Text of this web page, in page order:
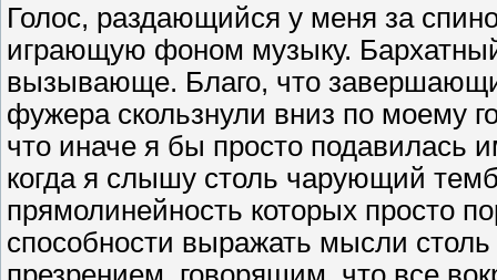
Голос, раздающийся у меня за
играющую фоном музыку.
вызывающе. Благо, что
фужера скользнули вниз по моему
что иначе я бы просто подавилась
когда я слышу столь чарующий
прямолинейность которых просто
способности выражать мысли столь